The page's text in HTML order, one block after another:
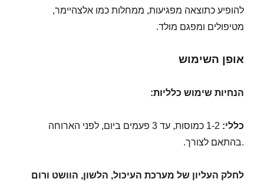
להופיע כתוצאה מפגיעות, ממחלות כמו אלצהיימר,
מטיפולים ומפגם מולד.
אופן השימוש
הנחיות שימוש כלליות:
כללי:
1-2 כמוסות, עד 3 פעמים ביום, לפני הארוחה
.בהתאם לצורך.
לחלק העליון של מערכת העיכול, הלשון, הוושט ורום